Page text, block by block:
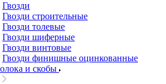
Гвозди
Гвозди строительные
Гвозди толевые
Гвозди шиферные
Гвозди винтовые
Гвозди финишные оцинкованные
и скобы